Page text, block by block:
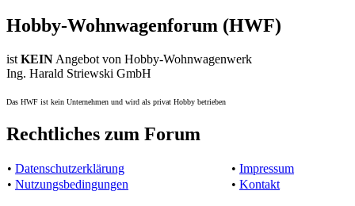
Hobby-Wohnwagenforum (HWF)
ist KEIN Angebot von Hobby-Wohnwagenwerk
Ing. Harald Striewski GmbH
Das HWF ist kein Unternehmen und wird als privat Hobby betrieben
Rechtliches zum Forum
• Datenschutzerklärung • Impressum
• Nutzungsbedingungen • Kontakt